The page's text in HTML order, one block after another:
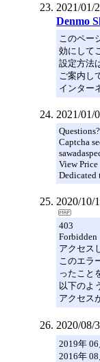
2021/01/
Denmo
このペー
効にして
設定方法
ご案内し
インター
2021/01/
Captcha
View Price
Dedicated
2020/10/
403
Forbidden
アクセス
このエラ
ったこと
以下のよ
アクセス
2020/08/
2019年 06
2016年